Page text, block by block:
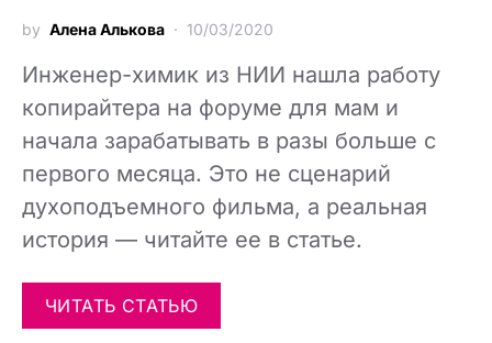
by Алена Алькова 10/03/2020
Инженер-химик из НИИ нашла работу
копирайтера на форуме для мам и
начала зарабатывать в разы больше с
первого месяца. Это не сценарий
духоподъемного фильма, а реальная
история — читайте ее в статье.
ЧИТАТЬ СТАТЬЮ